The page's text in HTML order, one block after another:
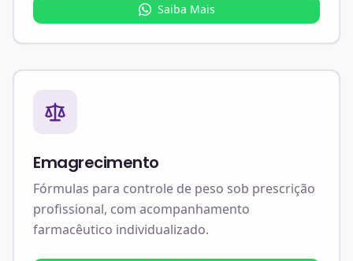
Saiba Mais
Emagrecimento
Fórmulas para controle de peso sob prescrição
profissional, com acompanhamento
farmacêutico individualizado.